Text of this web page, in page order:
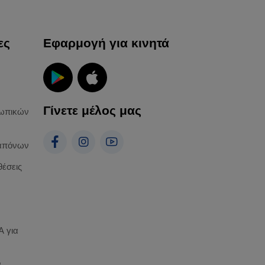
για
Εφαρμογή για κινητά
Γίνετε μέλος μας